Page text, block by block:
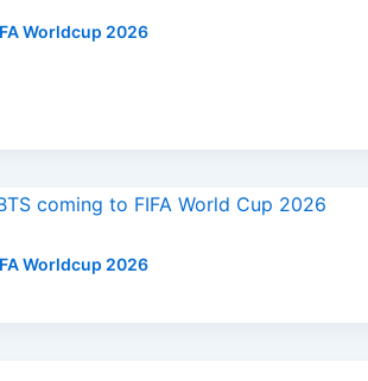
Worldcup 2026
Worldcup 2026